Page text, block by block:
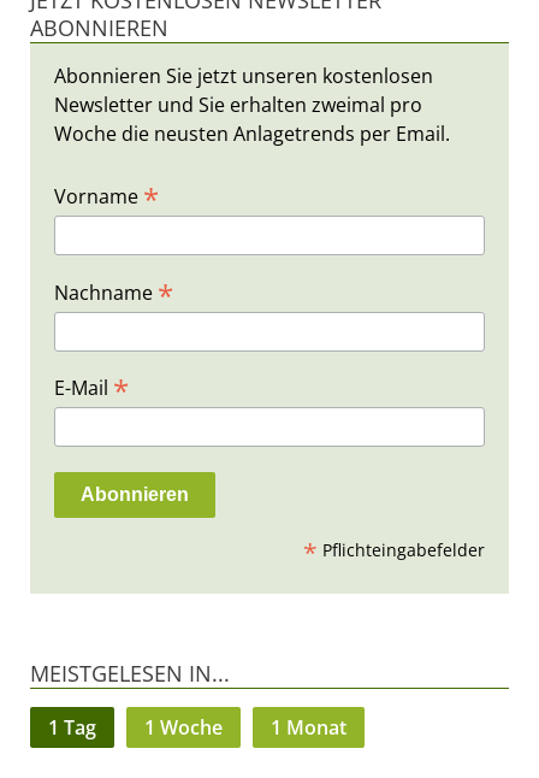
ABONNIEREN
Abonnieren Sie jetzt unseren kostenlosen
Newsletter und Sie erhalten zweimal pro
Woche die neusten Anlagetrends per Email.
Vorname *
Nachname *
E-Mail *
* Pflichteingabefelder
MEISTGELESEN IN...
1 Tag 1 Woche 1 Monat